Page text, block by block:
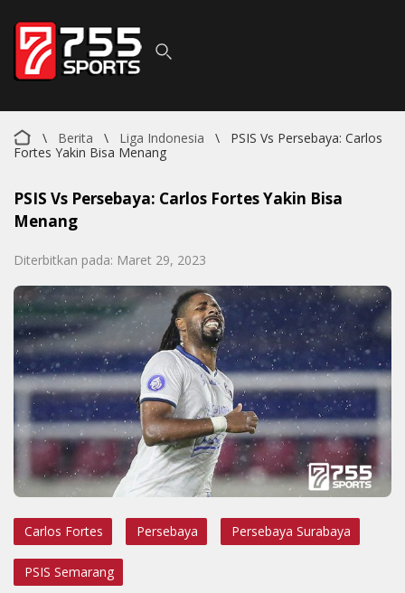
\ Berita \ Liga Indonesia \
PSIS Vs Persebaya: Carlos
Fortes Yakin Bisa Menang
PSIS Vs Persebaya: Carlos Fortes Yakin Bisa
Menang
Diterbitkan pada: Maret 29, 2023
Carlos Fortes Persebaya Persebaya Surabaya
PSIS Semarang